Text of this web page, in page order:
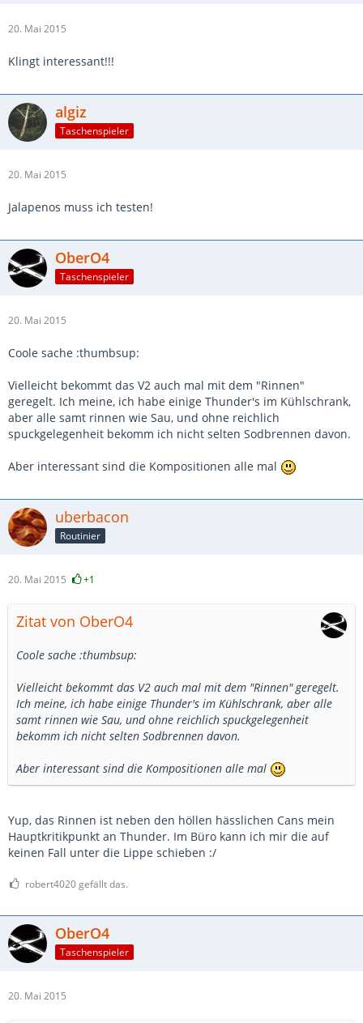
20. Mai 2015
Klingt interessant!!!
algiz
Taschenspieler
20. Mai 2015
Jalapenos muss ich testen!
OberO4
Taschenspieler
20. Mai 2015
Coole sache :thumbsup:
Vielleicht bekommt das V2 auch mal mit dem "Rinnen"
geregelt. Ich meine, ich habe einige Thunder's im Kühlschrank,
aber alle samt rinnen wie Sau, und ohne reichlich
spuckgelegenheit bekomm ich nicht selten Sodbrennen davon.
Aber interessant sind die Kompositionen alle mal
uberbacon
Routinier
20. Mai 2015 +1
Zitat von OberO4
Coole sache :thumbsup:
Vielleicht bekommt das V2 auch mal mit dem "Rinnen" geregelt.
Ich meine, ich habe einige Thunder's im Kühlschrank, aber alle
samt rinnen wie Sau, und ohne reichlich spuckgelegenheit
bekomm ich nicht selten Sodbrennen davon.
Aber interessant sind die Kompositionen alle mal
Yup, das Rinnen ist neben den höllen hässlichen Cans mein
Hauptkritikpunkt an Thunder. Im Büro kann ich mir die auf
keinen Fall unter die Lippe schieben :/
robert4020 gefällt das.
OberO4
Taschenspieler
20. Mai 2015